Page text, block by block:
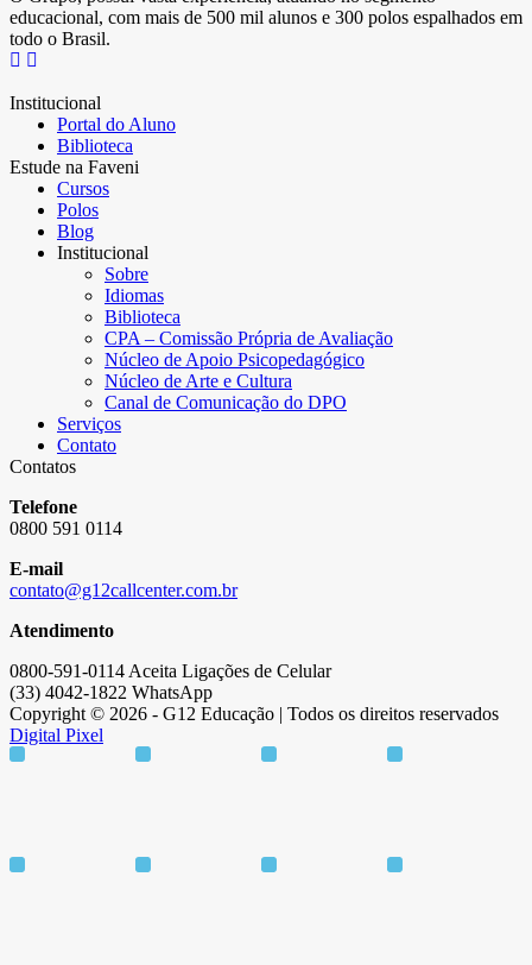
educacional, com mais de 500 mil alunos e 300 polos espalhados em
todo o Brasil.
Institucional
Portal do Aluno
Biblioteca
Estude na Faveni
Cursos
Polos
Blog
Institucional
Sobre
Idiomas
Biblioteca
CPA – Comissão Própria de Avaliação
Núcleo de Apoio Psicopedagógico
Núcleo de Arte e Cultura
Canal de Comunicação do DPO
Serviços
Contato
Contatos
Telefone
0800 591 0114
E-mail
contato@g12callcenter.com.br
Atendimento
0800-591-0114 Aceita Ligações de Celular
(33) 4042-1822 WhatsApp
Copyright © 2026 - G12 Educação | Todos os direitos reservados
Digital Pixel